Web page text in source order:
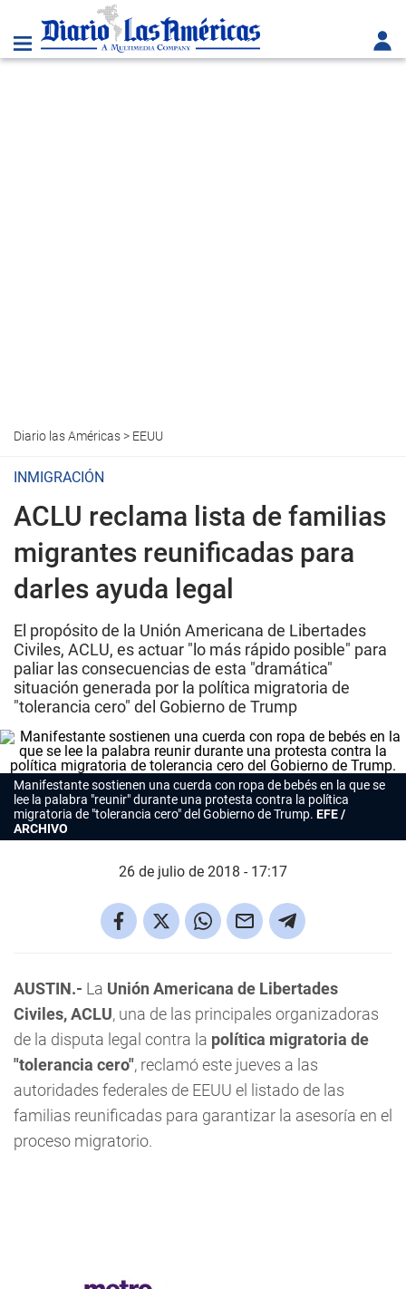
Diario las Américas> EEUU
INMIGRACIÓN
ACLU reclama lista de familias
migrantes reunificadas para
darles ayuda legal
El propósito de la Unión Americana de Libertades
Civiles, ACLU, es actuar "lo más rápido posible" para
paliar las consecuencias de esta "dramática"
situación generada por la política migratoria de
"tolerancia cero" del Gobierno de Trump
Manifestante sostienen una cuerda con ropa de bebés en la que se
lee la palabra "reunir" durante una protesta contra la política
migratoria de "tolerancia cero" del Gobierno de Trump. EFE /
ARCHIVO
26 de julio de 2018 - 17:17
AUSTIN.- La Unión Americana de Libertades
Civiles, ACLU, una de las principales organizadoras
de la disputa legal contra la política migratoria de
"tolerancia cero", reclamó este jueves a las
autoridades federales de EEUU el listado de las
familias reunificadas para garantizar la asesoría en el
proceso migratorio.